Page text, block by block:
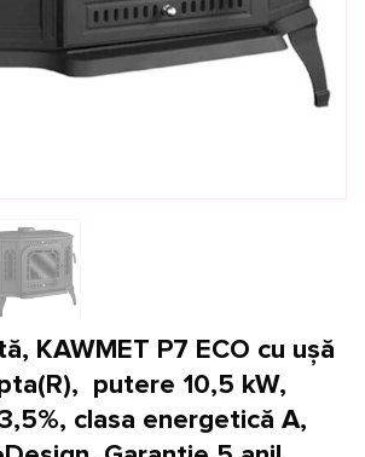
KAWMET P7 ECO cu ușă
putere 10,5 kW,
clasa energetică A,